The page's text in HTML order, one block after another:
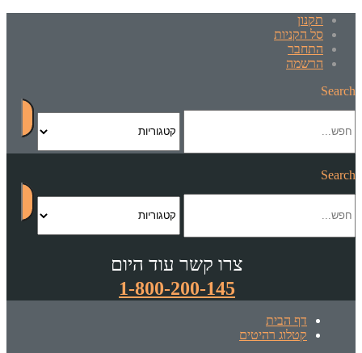
תקנון
סל הקניות
התחבר
הרשמה
Search
Search
צרו קשר עוד היום
1-800-200-145
דף הבית
קטלוג רהיטים